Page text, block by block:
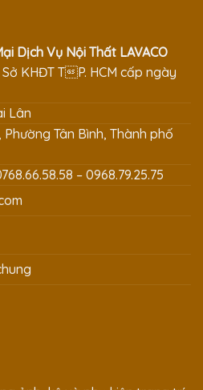
Dịch Vụ Nội Thất LAVACO
KHĐT TP. HCM cấp ngày
Lân
Phường Tân Bình, Thành phố
– 0968.79.25.75